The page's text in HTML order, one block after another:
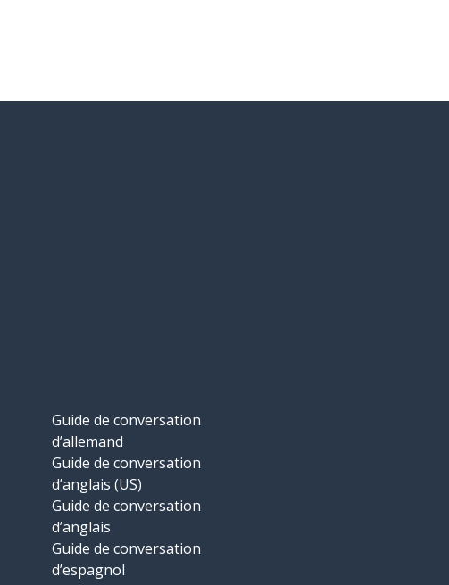
Guide de conversation
d’allemand
Guide de conversation
d’anglais (US)
Guide de conversation
d’anglais
Guide de conversation
d’espagnol